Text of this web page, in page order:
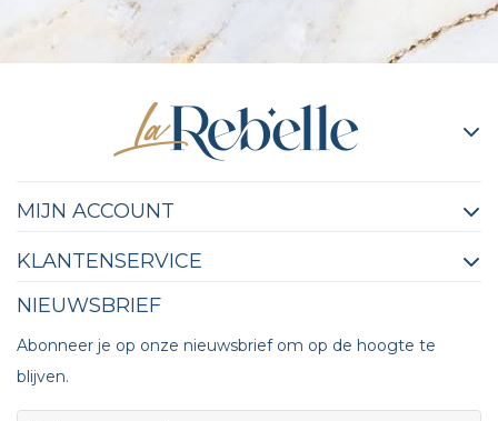
MIJN ACCOUNT
KLANTENSERVICE
NIEUWSBRIEF
Abonneer je op onze nieuwsbrief om op de hoogte te
blijven.